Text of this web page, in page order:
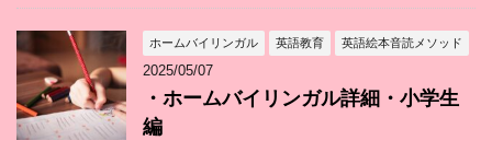
ホームバイリンガル 英語教育 英語絵本音読メソッド
2025/05/07
・ホームバイリンガル詳細・小学生
編